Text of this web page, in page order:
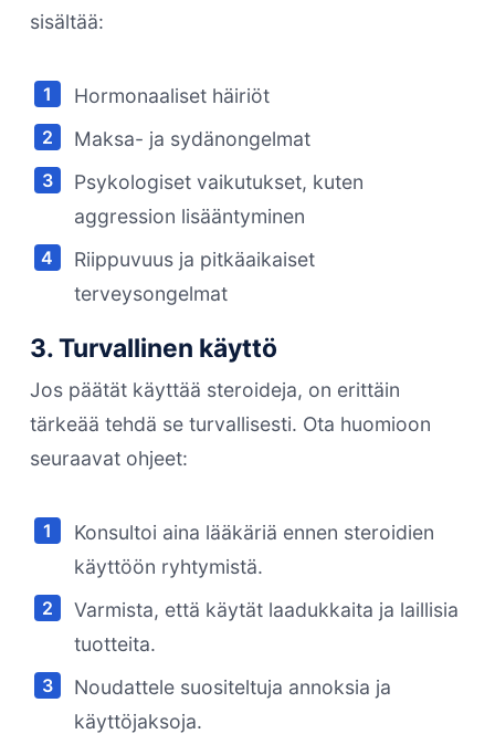
sisältää:
Hormonaaliset häiriöt
Maksa- ja sydänongelmat
Psykologiset vaikutukset, kuten
aggression lisääntyminen
Riippuvuus ja pitkäaikaiset
terveysongelmat
3. Turvallinen käyttö
Jos päätät käyttää steroideja, on erittäin
tärkeää tehdä se turvallisesti. Ota huomioon
seuraavat ohjeet:
Konsultoi aina lääkäriä ennen steroidien
käyttöön ryhtymistä.
Varmista, että käytät laadukkaita ja laillisia
tuotteita.
Noudattele suositeltuja annoksia ja
käyttöjaksoja.